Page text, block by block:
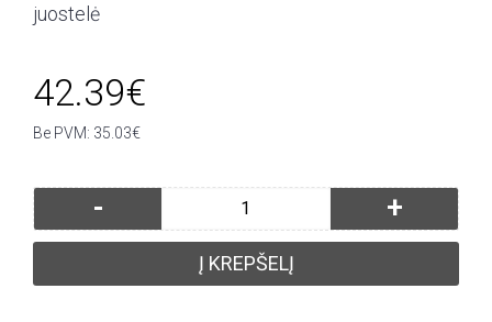
juostelė
42.39€
Be PVM: 35.03€
- +
Į KREPŠELĮ